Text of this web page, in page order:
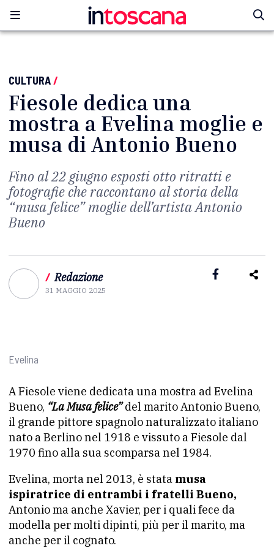
CULTURA/
Fiesole dedica una
mostra a Evelina moglie e
musa di Antonio Bueno
Fino al 22 giugno esposti otto ritratti e
fotografie che raccontano al storia della
“musa felice” moglie dell’artista Antonio
Bueno
/ Redazione
31 MAGGIO 2025
Evelina
A Fiesole viene dedicata una mostra ad Evelina
Bueno, “La Musa felice” del marito Antonio Bueno,
il grande pittore spagnolo naturalizzato italiano
nato a Berlino nel 1918 e vissuto a Fiesole dal
1970 fino alla sua scomparsa nel 1984.
Evelina, morta nel 2013, è stata musa
ispiratrice di entrambi i fratelli Bueno,
Antonio ma anche Xavier, per i quali fece da
modella per molti dipinti, più per il marito, ma
anche per il cognato.